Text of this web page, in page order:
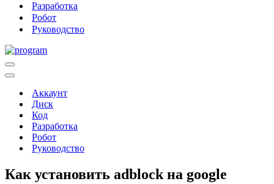
Разработка
Робот
Руководство
Меню
навигации
Меню
навигацииАккаунт
Диск
Код
Разработка
Робот
Руководство
Как установить adblock на google